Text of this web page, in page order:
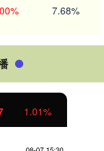
7.68%
1.01%